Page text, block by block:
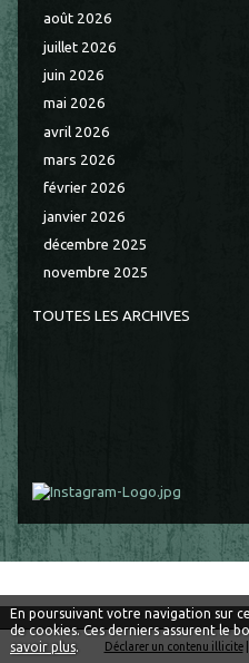
En poursuivant votre navigation sur
de cookies. Ces derniers assurent le
savoir plus.
août 2026
juillet 2026
juin 2026
mai 2026
avril 2026
mars 2026
février 2026
janvier 2026
décembre 2025
novembre 2025
TOUTES LES ARCHIVES
Déclarer un contenu illicite|